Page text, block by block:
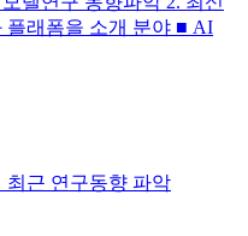
플래폼을 소개 분야 ■ AI